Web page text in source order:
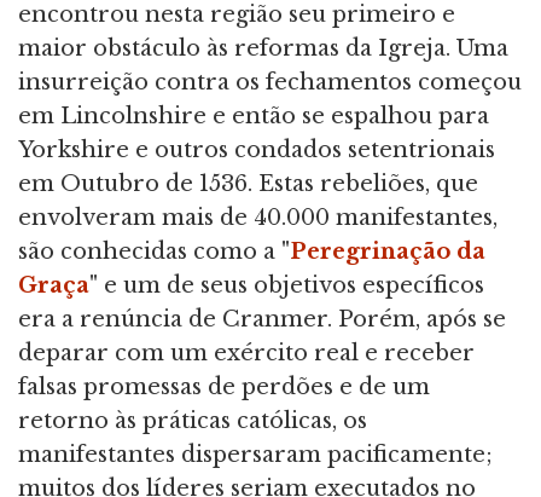
encontrou nesta região seu primeiro e
maior obstáculo às reformas da Igreja. Uma
insurreição contra os fechamentos começou
em Lincolnshire e então se espalhou para
Yorkshire e outros condados setentrionais
em Outubro de 1536. Estas rebeliões, que
envolveram mais de 40.000 manifestantes,
são conhecidas como a "Peregrinação da
Graça" e um de seus objetivos específicos
era a renúncia de Cranmer. Porém, após se
deparar com um exército real e receber
falsas promessas de perdões e de um
retorno às práticas católicas, os
manifestantes dispersaram pacificamente;
muitos dos líderes seriam executados no